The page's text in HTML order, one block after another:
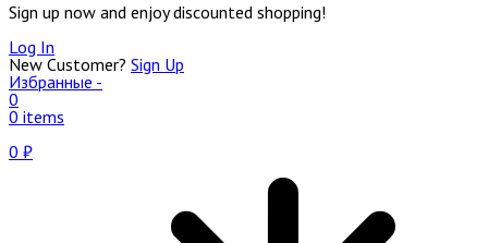
Sign up now and enjoy discounted shopping!
Log In
New Customer? Sign Up
Избранные -
0
0 items
0 ₽